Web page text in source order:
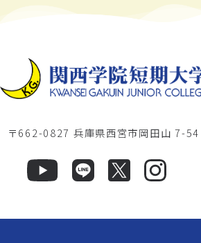
〒662-0827 兵庫県西宮市岡田山 7-54